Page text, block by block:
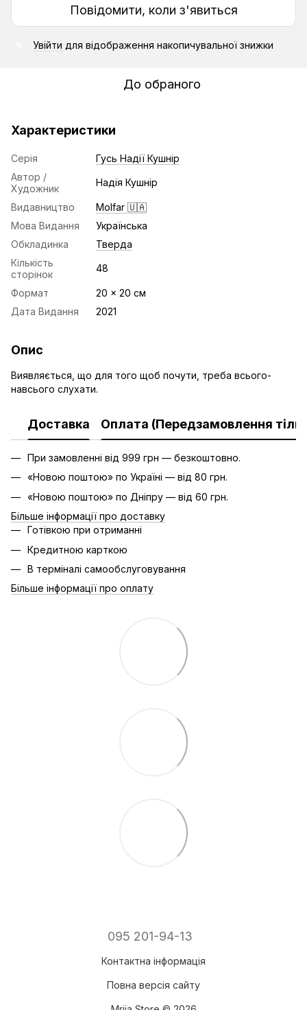
Повідомити, коли з'явиться
Увійти для відображення накопичувальної знижки
До обраного
Характеристики
Серія
Гусь Надії Кушнір
Автор /
Художник
Надія Кушнір
Видавництво
Molfar 🇺🇦
Мова Видання
Українська
Обкладинка
Тверда
Кількість
сторінок
48
Формат
20 x 20 см
Дата Видання
2021
Опис
Виявляється, що для того щоб почути, треба всього-
навсього слухати.
Доставка Оплата (Передзамовлення
При замовленні від 999 грн — безкоштовно.
«Новою поштою» по Україні — від 80 грн.
«Новою поштою» по Дніпру — від 60 грн.
Більше інформації про доставку
Готівкою при отриманні
Кредитною карткою
В терміналі самообслуговування
Більше інформації про оплату
095 201-94-13
Контактна інформація
Повна версія сайту